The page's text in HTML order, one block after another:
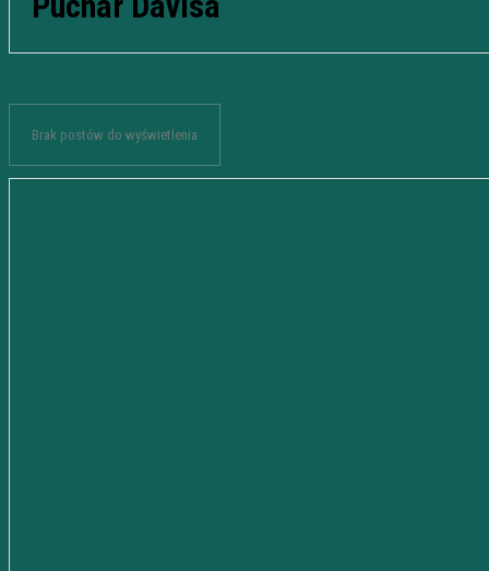
Brak postów do wyświetlenia